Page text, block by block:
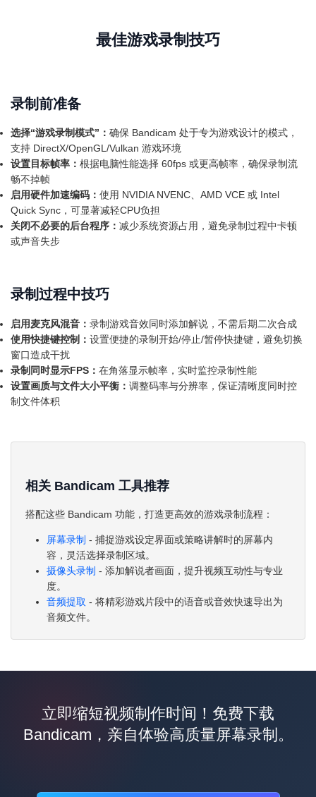
最佳游戏录制技巧
录制前准备
选择“游戏录制模式”： 确保 Bandicam 处于专为游戏设计的模式，
支持 DirectX/OpenGL/Vulkan 游戏环境
设置目标帧率： 根据电脑性能选择 60fps 或更高帧率，确保录制流
畅不掉帧
启用硬件加速编码： 使用 NVIDIA NVENC、AMD VCE 或 Intel
Quick Sync，可显著减轻CPU负担
关闭不必要的后台程序： 减少系统资源占用，避免录制过程中卡顿
或声音失步
录制过程中技巧
启用麦克风混音： 录制游戏音效同时添加解说，不需后期二次合成
使用快捷键控制： 设置便捷的录制开始/停止/暂停快捷键，避免切换
窗口造成干扰
录制同时显示FPS： 在角落显示帧率，实时监控录制性能
设置画质与文件大小平衡： 调整码率与分辨率，保证清晰度同时控
制文件体积
相关 Bandicam 工具推荐
搭配这些 Bandicam 功能，打造更高效的游戏录制流程：
屏幕录制 - 捕捉游戏设定界面或策略讲解时的屏幕内
容，灵活选择录制区域。
摄像头录制 - 添加解说者画面，提升视频互动性与专业
度。
音频提取 - 将精彩游戏片段中的语音或音效快速导出为
音频文件。
立即缩短视频制作时间！免费下载
Bandicam，亲自体验高质量屏幕录制。